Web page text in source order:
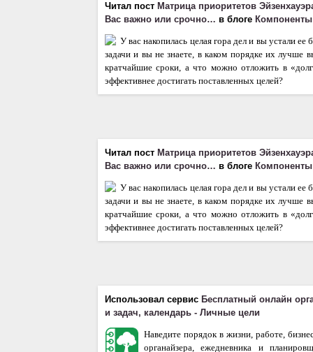
Читал пост Матрица приоритетов
Вас важно или срочно… в блоге
У вас накопилась целая гора дел и вы устали
задачи и вы не знаете, в каком порядке их лучше
кратчайшие сроки, а что можно отложить в
эффективнее достигать поставленных целей?
Читал пост Матрица приоритетов
Вас важно или срочно… в блоге
У вас накопилась целая гора дел и вы устали
задачи и вы не знаете, в каком порядке их лучше
кратчайшие сроки, а что можно отложить в
эффективнее достигать поставленных целей?
Использовал сервис Бесплатный онлайн
и задач, календарь - Личные цели
Наведите порядок в жизни, работе,
органайзера, ежедневника и